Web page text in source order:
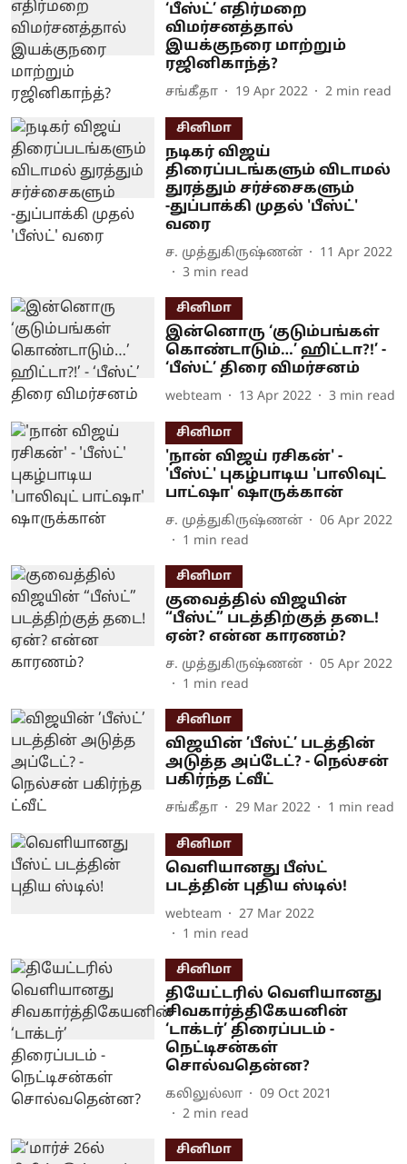
‘பீஸ்ட்’ எதிர்மறை
விமர்சனத்தால்
இயக்குநரை மாற்றும்
ரஜினிகாந்த்?
சங்கீதா 19 Apr 2022 2 min read
சினிமா
நடிகர் விஜய்
திரைப்படங்களும் விடாமல்
துரத்தும் சர்ச்சைகளும்
-துப்பாக்கி முதல் 'பீஸ்ட்'
வரை
ச. முத்துகிருஷ்ணன்
11 Apr 2022
3 min read
சினிமா
இன்னொரு ‘குடும்பங்கள்
கொண்டாடும்…’ ஹிட்டா?!’ -
‘பீஸ்ட்’ திரை விமர்சனம்
webteam 13 Apr 2022 3 min read
சினிமா
'நான் விஜய் ரசிகன்' -
'பீஸ்ட்' புகழ்பாடிய 'பாலிவுட்
பாட்ஷா' ஷாருக்கான்
ச. முத்துகிருஷ்ணன்
06 Apr 2022
1 min read
சினிமா
குவைத்தில் விஜயின்
“பீஸ்ட்” படத்திற்குத் தடை!
ஏன்? என்ன காரணம்?
ச. முத்துகிருஷ்ணன்
05 Apr 2022
1 min read
சினிமா
விஜயின் ’பீஸ்ட்’ படத்தின்
அடுத்த அப்டேட்? - நெல்சன்
பகிர்ந்த ட்வீட்
சங்கீதா 29 Mar 2022 1 min read
சினிமா
வெளியானது பீஸ்ட்
படத்தின் புதிய ஸ்டில்!
webteam
27 Mar 2022
1 min read
சினிமா
தியேட்டரில் வெளியானது
சிவகார்த்திகேயனின்
‘டாக்டர்’ திரைப்படம் -
நெட்டிசன்கள்
சொல்வதென்ன?
கலிலுல்லா
09 Oct 2021
2 min read
சினிமா